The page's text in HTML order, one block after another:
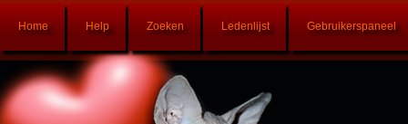
Home Help Zoeken Ledenlijst Gebruikerspaneel